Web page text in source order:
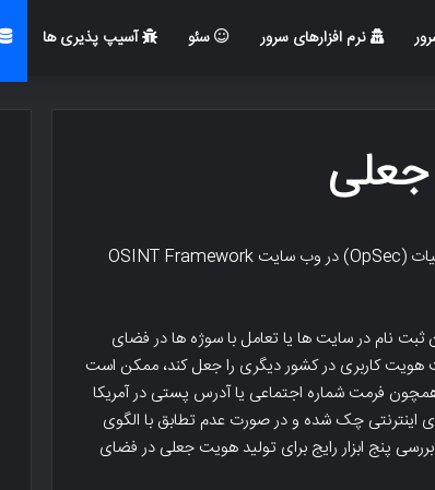
نرم افزارهای سرور سئو آسیپ پذیری ها
در این تحقیق دسته بندی Persona Creation ذیل شاخه امنیت عملیات (OpSec) در وب سایت OSINT Framework
نام در سایت ها یا تعامل با سوژه ها در فضای
هویت کاربری در کشور دیگری را جعل کند، ممکن است
همچون فرمت شماره اجتماعی یا آدرس پستی در آمریکا
اینترنتی چک شده و در صورت عدم تطابق با الگوی
پنج ابزار رایج برای تولید هویت جعلی در فضای